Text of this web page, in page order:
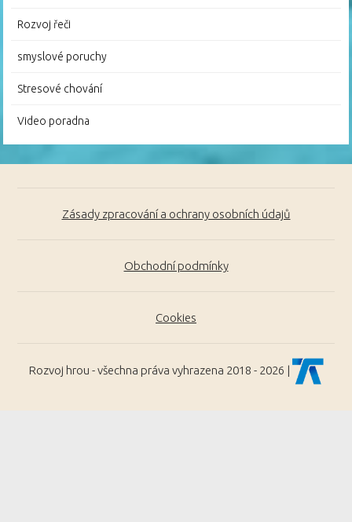
Rozvoj řeči
smyslové poruchy
Stresové chování
Video poradna
Zásady zpracování a ochrany osobních údajů
Obchodní podmínky
Cookies
Rozvoj hrou - všechna práva vyhrazena 2018 - 2026 |